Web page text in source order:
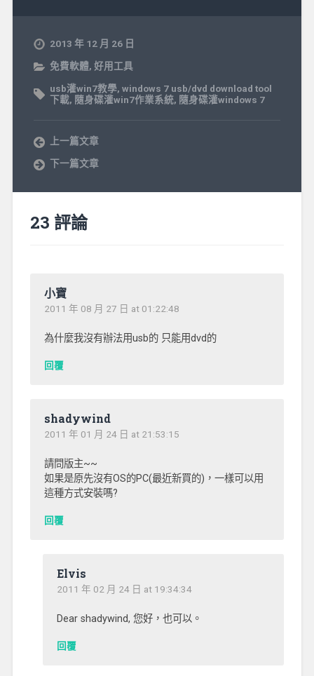
2013 年 12 月 26 日
免費軟體, 好用工具
usb灌win7教學, windows 7 usb/dvd download tool
下載, 隨身碟灌win7作業系統, 隨身碟灌windows 7
上一篇文章
下一篇文章
23 評論
小寶
2011 年 08 月 27 日 at 01:22:48
為什麼我沒有辦法用usb的 只能用dvd的
回覆
shadywind
2011 年 01 月 24 日 at 21:53:15
請問版主~~
如果是原先沒有OS的PC(最近新買的)，一樣可以用
這種方式安裝嗎?
回覆
Elvis
2011 年 02 月 24 日 at 19:34:34
Dear shadywind, 您好，也可以。
回覆